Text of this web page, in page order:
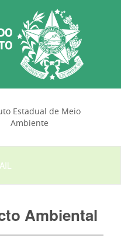
Estadual de Meio
Ambiente
Ambiental